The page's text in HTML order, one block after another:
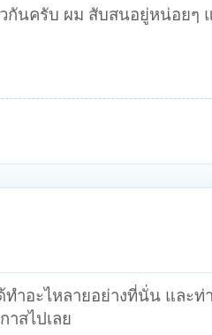
กันครับ ผม สับสนอยู่หน่อยๆ
อะไหลายอย่างที่นั่น และท่า
าสไปเลย